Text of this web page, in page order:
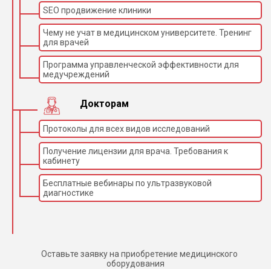
SEO продвижение клиники
Чему не учат в медицинском университете. Тренинг
для врачей
Программа управленческой эффективности для
медучреждений
Докторам
Протоколы для всех видов исследований
Получение лицензии для врача. Требования к
кабинету
Бесплатные вебинары по ультразвуковой
диагностике
Оставьте заявку на приобретение медицинского
оборудования